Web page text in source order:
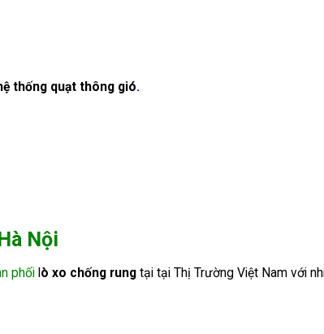
thống quạt thông gió.
Nội
phối lò xo chống rung tại tại Thị Trường Việt Nam với